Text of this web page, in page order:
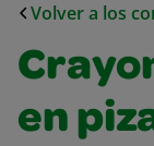
Volver a los
en